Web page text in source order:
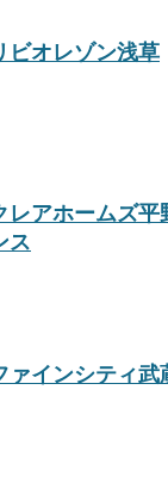
ビオレゾン浅草
レアホームズ
ス
ァインシティ武